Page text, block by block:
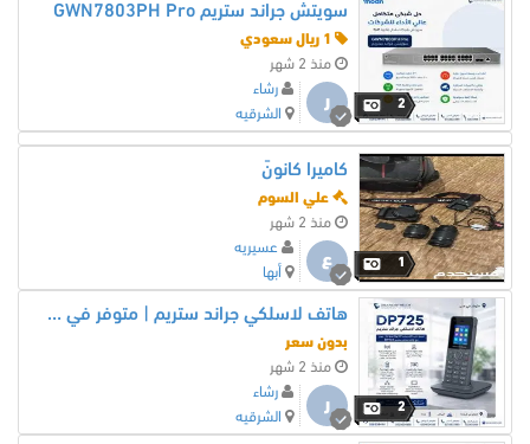
2
سويتش جراند ستريم GWN7803PH Pro
منذ 2 شهر
ر
رشاء
الشرقيه
1
كاميرا كانونً
علي السوم
منذ 2 شهر
ع
عسيريه
أبها
2
هاتف لاسلكي جراند ستريم | متوفر في مدن
بدون سعر
منذ 2 شهر
ر
رشاء
الشرقيه